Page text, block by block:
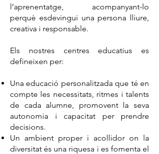
l’aprenentatge, acompanyant-lo
perquè esdevingui una persona lliure,
creativa i responsable.
Els nostres centres educatius es
defineixen per:
Una educació personalitzada que té en
compte les necessitats, ritmes i talents
de cada alumne, promovent la seva
autonomia i capacitat per prendre
decisions.
Un ambient proper i acollidor on la
diversitat és una riquesa i es fomenta el